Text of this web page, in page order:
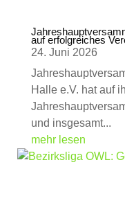
auf erfolgreiches
24. Juni 2026
Halle e.V. hat auf
und insgesamt...
mehr lesen